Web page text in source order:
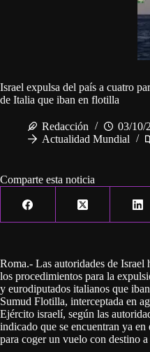
Israel expulsa del país a cuatro
de Italia que iban en flotilla
Redacción
03/10/
Actualidad Mundial
Comparte esta noticia
Roma.- Las autoridades de Israel
los procedimientos para la
y eurodiputados italianos que
Sumud Flotilla, interceptada en
Ejército israelí, según las
indicado que se encuentran ya
para coger un vuelo con destino